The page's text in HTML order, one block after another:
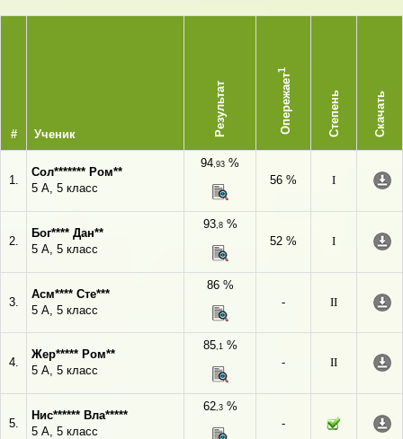
# Ученик Результат Опережает
1
Степень Скачать
1.
Сол******* Ром**
5 А, 5 класс
94,93 %
56 %
I
2.
Бог**** Дан**
5 А, 5 класс
93,8%
52 %
I
3.
Асм**** Сте***
5 А, 5 класс
86 %
-
II
4.
Жер***** Ром**
5 А, 5 класс
85,1%
-
II
5.
Нис****** Вла*****
5 А, 5 класс
62,3%
-